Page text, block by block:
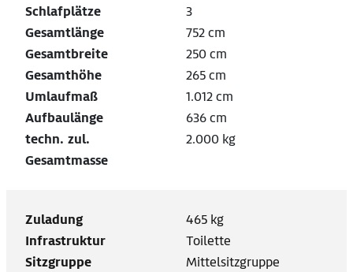
Schlafplätze
3
Gesamtlänge
752 cm
Gesamtbreite
250 cm
Gesamthöhe
265 cm
Umlaufmaß
1.012 cm
Aufbaulänge
636 cm
techn. zul.
Gesamtmasse
2.000 kg
Zuladung
465 kg
Infrastruktur
Toilette
Sitzgruppe
Mittelsitzgruppe